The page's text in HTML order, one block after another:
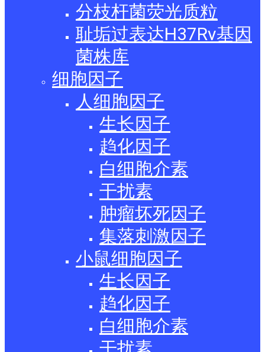
分枝杆菌荧光质粒
耻垢过表达H37Rv基因
菌株库
细胞因子
人细胞因子
生长因子
趋化因子
白细胞介素
干扰素
肿瘤坏死因子
集落刺激因子
小鼠细胞因子
生长因子
趋化因子
白细胞介素